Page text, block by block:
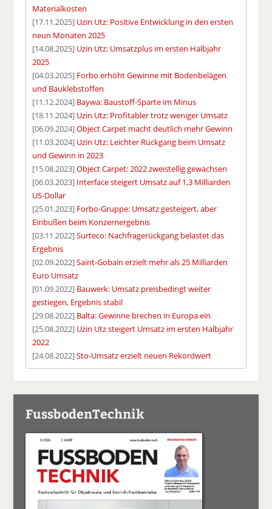
Materialkosten
[17.11.2025] Uzin Utz: Positive Entwicklung in den ersten
neun Monaten 2025
[14.08.2025] Uzin Utz: Umsatzplus im ersten Halbjahr
2025
[04.03.2025] Forbo erhöht Gewinne mit Bodenbelägen
und Bauklebstoffen
[11.12.2024] Baywa: Baustoff-Sparte im Minus
[18.11.2024] Uzin Utz: Profitabler trotz weniger Umsatz
[06.09.2024]Object Carpet macht deutlich mehr Gewinn
[11.03.2024] Uzin Utz: Leichter Rückgang beim Umsatz
und Gewinn in 2023
[15.08.2023]Object Carpet: 2022 zweistellig gewachsen
[06.03.2023] Interface steigert Umsatz auf 1,3 Milliarden
US-Dollar
[25.01.2023] Forbo-Gruppe: Umsatz gesteigert, aber
Einbußen beim Konzernergebnis
[03.11.2022]Surteco: Nachfragerückgang belastet das
Ergebnis
[02.09.2022]Saint-Gobain erzielt mehr als 25 Milliarden
Euro Umsatz
[01.09.2022] Bauwerk: Umsatz preisbedingt weiter
gestiegen, Ergebnis stabil
[29.08.2022] Balta: Gewinne brechen in Europa ein
[25.08.2022] Uzin Utz steigert Umsatz im ersten Halbjahr
2022
[24.08.2022]Sto-Umsatz erzielt neuen Rekordwert
FussbodenTechnik